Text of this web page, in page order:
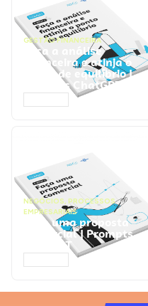
GESTÃO FINANCEIRA
Faça a análise
financeira e atinja o
ponto de equilíbrio |
Prompts ChatGPT
NEGÓCIOS, PROCESSOS
EMPRESARIAIS
Faça uma proposta
comercial | Prompts
ChatGPT